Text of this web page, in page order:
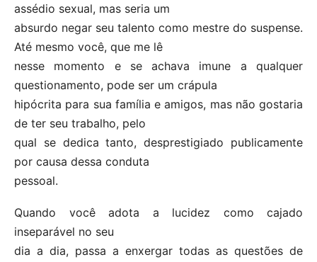
assédio sexual, mas seria um
absurdo negar seu talento como mestre do suspense.
Até mesmo você, que me lê
nesse momento e se achava imune a qualquer
questionamento, pode ser um crápula
hipócrita para sua família e amigos, mas não gostaria
de ter seu trabalho, pelo
qual se dedica tanto, desprestigiado publicamente
por causa dessa conduta
pessoal.
Quando você adota a lucidez como cajado
inseparável no seu
dia a dia, passa a enxergar todas as questões de